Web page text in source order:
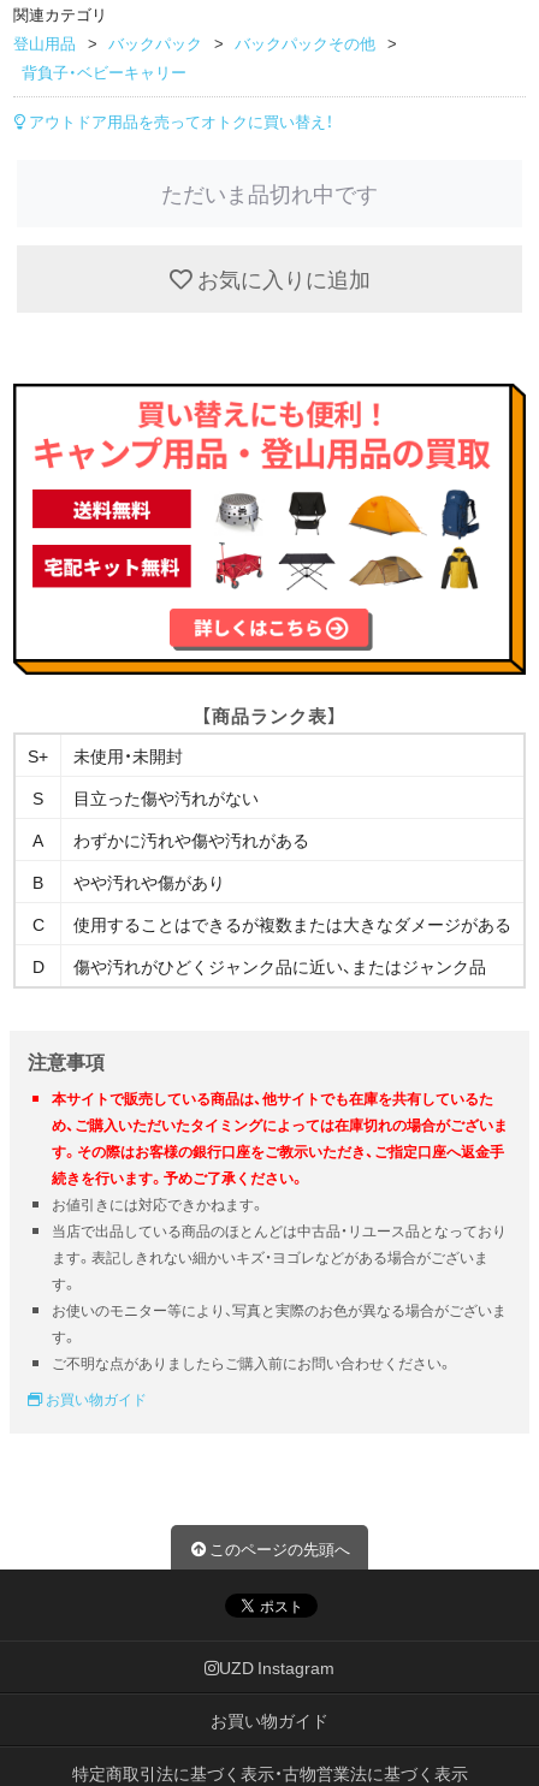
関連カテゴリ
登山用品
バックパック
バックパックその他
背負子・ベビーキャリー
アウトドア用品を売ってオトクに買い替え！
ただいま品切れ中です
お気に入りに追加
【商品ランク表】
S+
未使用・未開封
S
目立った傷や汚れがない
A
わずかに汚れや傷や汚れがある
B
やや汚れや傷があり
C
使用することはできるが複数または大きなダメージがある
D
傷や汚れがひどくジャンク品に近い、またはジャンク品
注意事項
本サイトで販売している商品は、他サイトでも在庫を共有しているた
め、ご購入いただいたタイミングによっては在庫切れの場合がございま
す。その際はお客様の銀行口座をご教示いただき、ご指定口座へ返金手
続きを行います。予めご了承ください。
お値引きには対応できかねます。
当店で出品している商品のほとんどは中古品・リユース品となっており
ます。表記しきれない細かいキズ・ヨゴレなどがある場合がございま
す。
お使いのモニター等により、写真と実際のお色が異なる場合がございま
す。
ご不明な点がありましたらご購入前にお問い合わせください。
お買い物ガイド
このページの先頭へ
UZD Instagram
お買い物ガイド
特定商取引法に基づく表示・古物営業法に基づく表示